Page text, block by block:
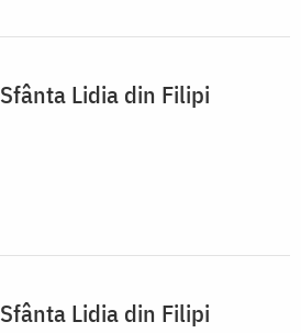
Sfânta Lidia din Filipi
Sfânta Lidia din Filipi